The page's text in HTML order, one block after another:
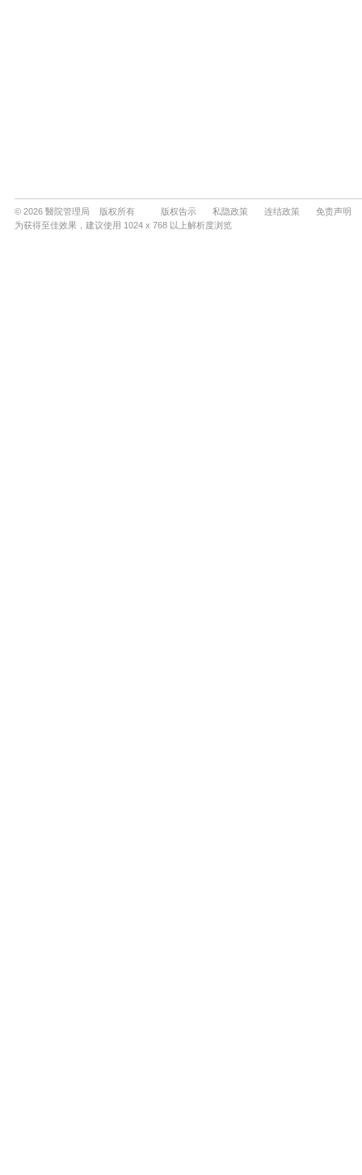
© 2026 醫院管理局 版权所有 版权告示 私隐政策 连结政策
免责声明
为获得至佳效果，建议使用 1024 x 768 以上解析度浏览